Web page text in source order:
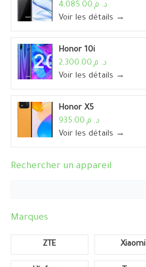
د. م.4,085.00
Voir les détails →
Honor 10i
د. م.2,300.00
Voir les détails →
Honor X5
د. م.935.00
Voir les détails →
Rechercher un appareil
Marques
ZTE Xiaomi